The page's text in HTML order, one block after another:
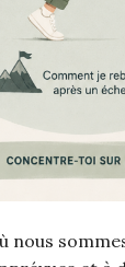
nous